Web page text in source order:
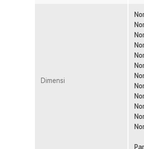
memancing. Cocok digunakan di
fight ikan besar. Solusi tepat
Material PE Braided 4
Menggunakan bahan PE
rapat membantu menahan
Panjang 300 M Lebih Fleksibel
Dengan panjang 300 M, senar
Bisa digunakan untuk
Dimensi